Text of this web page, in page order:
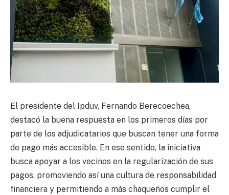
El presidente del Ipduv, Fernando Berecoechea,
destacó la buena respuesta en los primeros días por
parte de los adjudicatarios que buscan tener una forma
de pago más accesible. En ese sentido, la iniciativa
busca apoyar a los vecinos en la regularización de sus
pagos, promoviendo así una cultura de responsabilidad
financiera y permitiendo a más chaqueños cumplir el